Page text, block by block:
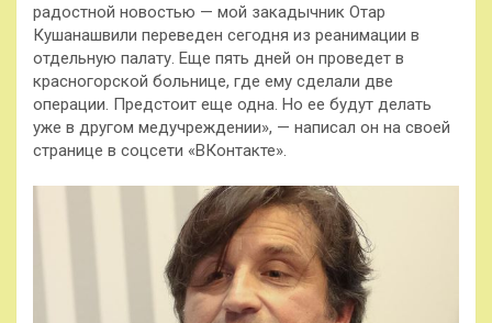
радостной новостью — мой закадычник Отар
Кушанашвили переведен сегодня из реанимации в
отдельную палату. Еще пять дней он проведет в
красногорской больнице, где ему сделали две
операции. Предстоит еще одна. Но ее будут делать
уже в другом медучреждении», — написал он на своей
странице в соцсети «ВКонтакте».